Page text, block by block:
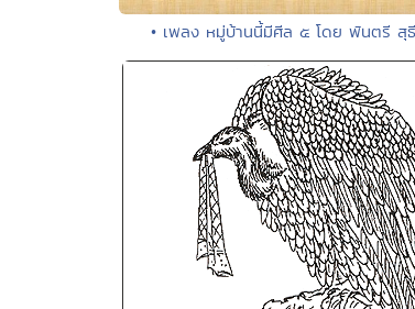
• เพลง หมู่บ้านนี้มีศีล ๕ โดย พันตรี สุ